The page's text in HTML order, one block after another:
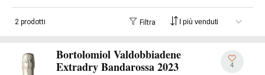
2 prodotti Filtra
Bortolomiol Valdobbiadene
Extradry Bandarossa 2023
4